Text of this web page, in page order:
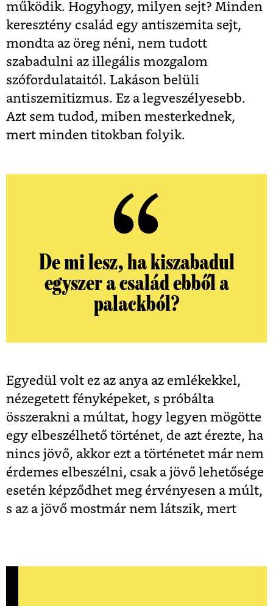
működik. Hogyhogy, milyen sejt? Minden
keresztény család egy antiszemita sejt,
mondta az öreg néni, nem tudott
szabadulni az illegális mozgalom
szófordulataitól. Lakáson belüli
antiszemitizmus. Ez a legveszélyesebb.
Azt sem tudod, miben mesterkednek,
mert minden titokban folyik.
De mi lesz, ha kiszabadul
egyszer a család ebből a
palackból?
Egyedül volt ez az anya az emlékekkel,
nézegetett fényképeket, s próbálta
összerakni a múltat, hogy legyen mögötte
egy elbeszélhető történet, de azt érezte, ha
nincs jövő, akkor ezt a történetet már nem
érdemes elbeszélni, csak a jövő lehetősége
esetén képződhet meg érvényesen a múlt,
s az a jövő mostmár nem látszik, mert